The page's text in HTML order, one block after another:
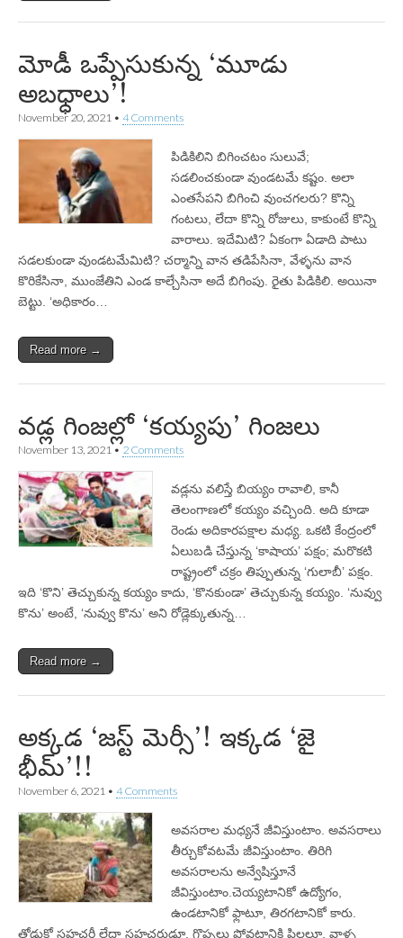
మోడీ ఒప్పేసుకున్న ‘మూడు
అబధ్ధాలు’!
November 20, 2021 • 4 Comments
పిడికిలిని బిగించటం సులువే;
సడలించకుండా వుండటమే కష్టం. అలా
ఎంతసేపని బిగించి వుంచగలరు? కొన్ని
గంటలు, లేదా కొన్ని రోజులు, కాకుంటే కొన్ని
వారాలు. ఇదేమిటి? ఏకంగా ఏడాది పాటు
సడలకుండా వుండటమేమిటి? చర్మాన్ని వాన తడిపేసినా, వేళ్ళను వాన
కొరికేసినా, ముంజేతిని ఎండ కాల్చేసినా అదే బిగింపు. రైతు పిడికిలి. అయినా
బెట్టు. ‘అధికారం…
Read more →
వడ్ల గింజల్లో ‘కయ్యపు’ గింజలు
November 13, 2021 • 2 Comments
వడ్లను వలిస్తే బియ్యం రావాలి, కానీ
తెలంగాణలో కయ్యం వచ్చింది. అది కూడా
రెండు అదికారపక్షాల మధ్య. ఒకటి కేంద్రంలో
ఏలుబడి చేస్తున్న ‘కాషాయ’ పక్షం; మరొకటి
రాష్ట్రంలో చక్రం తిప్పుతున్న ‘గులాబీ’ పక్షం.
ఇది ‘కొని’ తెచ్చుకున్న కయ్యం కాదు, ‘కొనకుండా’ తెచ్చుకున్న కయ్యం. ‘నువ్వు
కొను’ అంటే, ‘నువ్వు కొను’ అని రోడ్లెక్కుతున్న…
Read more →
అక్కడ ‘జస్ట్‌ మెర్సీ’! ఇక్కడ ‘జై
భీమ్’!!
November 6, 2021 • 4 Comments
అవసరాల మధ్యనే జీవిస్తుంటాం. అవసరాలు
తీర్చుకోవటమే జీవిస్తుంటాం. తిరిగి
అవసరాలను అన్వేషిస్తూనే
జీవిస్తుంటాం.చెయ్యటానికో ఉద్యోగం,
ఉండటానికో ఫ్లాటూ, తిరగటానికో కారు.
తోడుకో సహచరీ లేదా సహచరుడూ, గొప్పలు పోవటానికి పిల్లలూ, వాళ్ళ